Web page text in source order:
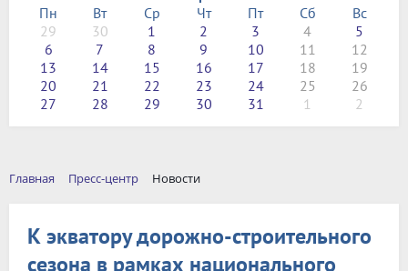
Пн
Вт Ср Чт Пт Сб
Вс
29
30 1 2 3 4
5
6
7 8 9 10 11
12
13
14 15 16 17 18
19
20
21 22 23 24 25
26
27
28 29 30 31 1 2
Главная Пресс-центр Новости
К экватору дорожно-строительного
сезона в рамках национального